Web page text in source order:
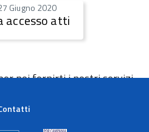
Giugno 2020
accesso atti
noi fornirti i nostri servizi.